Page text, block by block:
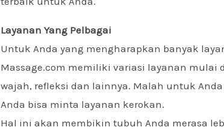
Layanan Yang Pelbagai
Untuk Anda yang mengharapkan banyak
Massage.com memiliki variasi layanan mulai
wajah, refleksi dan lainnya. Malah untuk
Anda bisa minta layanan kerokan.
Hal ini akan membikin tubuh Anda merasa